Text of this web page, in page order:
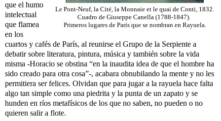
Le Pont-Neuf, la Cité, la Monnaie et le quai de Conti, 1832.
Cuadro de Giuseppe Canella (1788-1847).
Primeros lugares de París que se nombran en Rayuela.
que el humo
intelectual
que flamea
en los
cuartos y cafés de París, al reunirse el Grupo de la Serpiente a
debatir sobre literatura, pintura, música y también sobre la vida
misma -Horacio se obstina “en la inaudita idea de que el hombre ha
sido creado para otra cosa”-, acabara obnubilando la mente y no les
permitiera ser felices. Olvidan que para jugar a la rayuela hace falta
algo tan simple como una piedrita y la punta de un zapato y se
hunden en ríos metafísicos de los que no saben, no pueden o no
quieren salir a flote.